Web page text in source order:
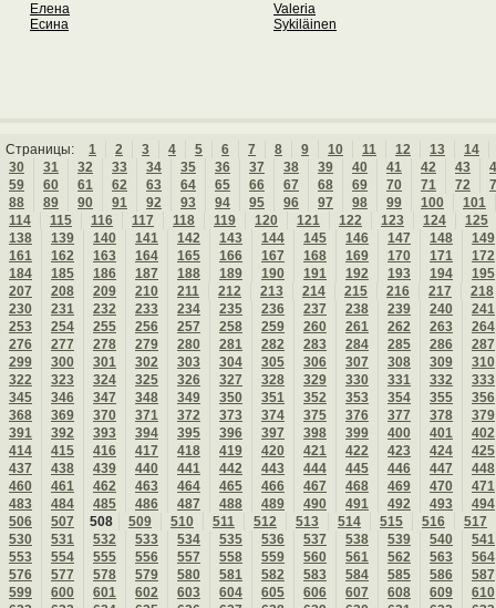
Елена
Есина
Valeria
Sykiläinen
Страницы: 1 2 3 4 5 6 7 8 9 10 11 12 13
14
30
31 32 33 34 35 36 37 38 39 40 41 42 43
59
60 61 62 63 64 65 66 67 68 69 70 71 72
88
89 90 91 92 93 94 95 96 97 98 99 100
101
114
115 116 117 118 119 120 121 122 123 124
125
138
139 140 141 142 143 144 145 146 147 148
149
161
162 163 164 165 166 167 168 169 170 171
172
184
185 186 187 188 189 190 191 192 193 194
195
207
208 209 210 211 212 213 214 215 216 217
218
230
231 232 233 234 235 236 237 238 239 240
241
253
254 255 256 257 258 259 260 261 262 263
264
276
277 278 279 280 281 282 283 284 285 286
287
299
300 301 302 303 304 305 306 307 308 309
310
322
323 324 325 326 327 328 329 330 331 332
333
345
346 347 348 349 350 351 352 353 354 355
356
368
369 370 371 372 373 374 375 376 377 378
379
391
392 393 394 395 396 397 398 399 400 401
402
414
415 416 417 418 419 420 421 422 423 424
425
437
438 439 440 441 442 443 444 445 446 447
448
460
461 462 463 464 465 466 467 468 469 470
471
483
484 485 486 487 488 489 490 491 492 493
494
506
507 508 509 510 511 512 513 514 515 516
517
530
531 532 533 534 535 536 537 538 539 540
541
553
554 555 556 557 558 559 560 561 562 563
564
576
577 578 579 580 581 582 583 584 585 586
587
599
600 601 602 603 604 605 606 607 608 609
610